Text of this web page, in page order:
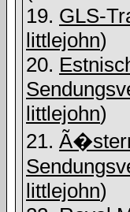
19. GLS-
littlejohn)
20.
littlejohn)
21.
littlejohn)